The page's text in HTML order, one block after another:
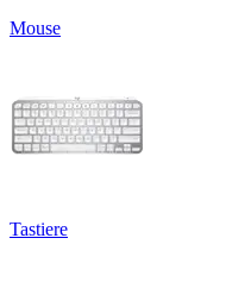
Mouse
Tastiere